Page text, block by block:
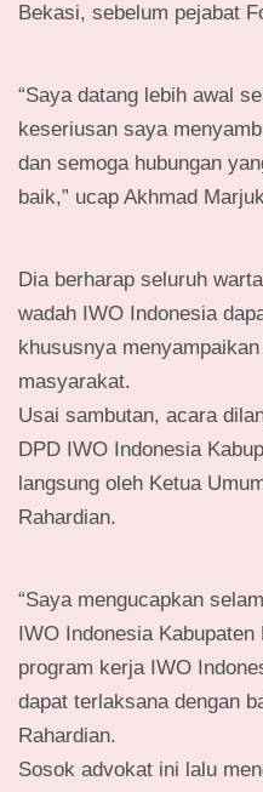
Bekasi, sebelum pejabat
“Saya datang lebih awal
keseriusan saya
dan semoga hubungan
baik,” ucap Akhmad
Dia berharap seluruh
wadah IWO Indonesia
khususnya
masyarakat.
Usai sambutan, acara
DPD IWO Indonesia
langsung oleh Ketua
Rahardian.
“Saya mengucapkan
IWO Indonesia
program kerja IWO
dapat terlaksana dengan
Rahardian.
Sosok advokat ini lalu